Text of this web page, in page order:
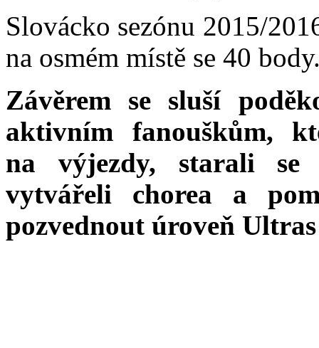
Slovácko sezónu 2015/
na osmém místě se 40
Závěrem se sluší
aktivním fanouškům,
na výjezdy, starali
vytvářeli chorea a
pozvednout úroveň